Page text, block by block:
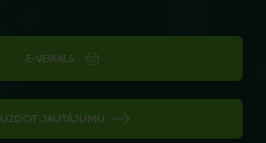
E-VEIKALS
UZDOT JAUTĀJUMU